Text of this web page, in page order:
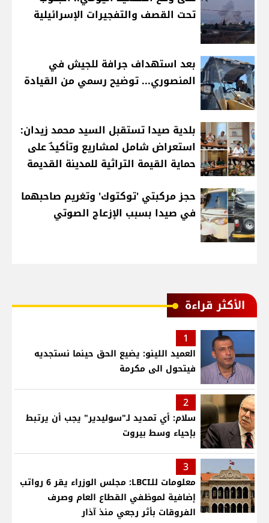
تحت القصف والتفجيرات الإسرائيلية
بعد استهداف جرافة للجيش في
المنصوري... توضيح رسمي من القيادة
بلدية صيدا تستقبل السيد محمد زيدان:
استعراض شامل لمشاريع وتأكيدٌ على
حماية القيمة التراثية للمدينة القديمة
حجز مركبتي 'توكتوك' وتغريم صاحبهما
في صيدا بسبب الإزعاج الصوتي
الأكثر قراءة
1
العميد اللينو: يضيع الحق حينما نستجديه
فيتحول الى مكرمة
2
سلام: أي تمديد لـ"سوليدير" يجب أن يرتبط
بإحياء وسط بيروت
3
معلومات للـLBCI: مجلس الوزراء يقر 6 رواتب
إضافية لموظفي القطاع العام وصرف
الفروقات بأثر رجعي منذ آذار